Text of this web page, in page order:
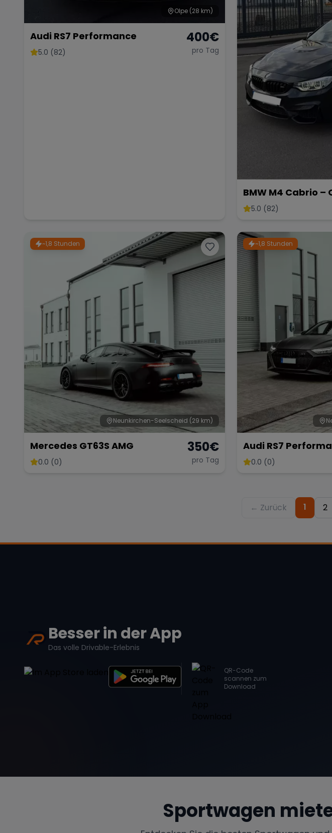
Olpe (28 km)
Audi RS7 Performance
5.0 (82)
400€
pro Tag
BMW M4 Cabrio –
Fahrfreude mit 431
5.0 (82)
~1,8 Stunden
Neunkirchen-Seelscheid (29 km)
Mercedes GT63S AMG
0.0 (0)
350€
pro Tag
~1,8 Stunden
Audi RS7
0.0 (0)
← Zurück 1 2
Besser in der App
Das volle Drivable-Erlebnis
QR-Code
scannen zum
Download
Sportwagen